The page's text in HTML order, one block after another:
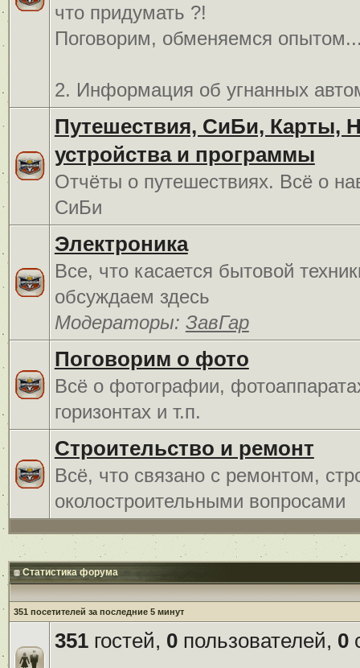
что придумать ?!
Поговорим, обменяемся
2. Информация об угнанных
Путешествия, СиБи, Карты,
устройства и программы
Отчёты о путешествиях. Всё о
СиБи
Электроника
Все, что касается бытовой
обсуждаем здесь
Модераторы: ЗавГар
Поговорим о фото
Всё о фотографии,
горизонтах и т.п.
Строительство и ремонт
Всё, что связано с ремонтом,
околостроительными вопросами
Статистика форума
351 посетителей за последние 5 минут
351гостей, 0пользователей, 0